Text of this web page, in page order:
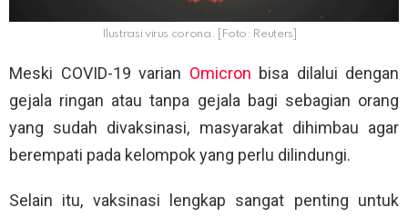
Ilustrasi virus corona. [Foto: Reuters]
Meski COVID-19 varian Omicron bisa dilalui dengan
gejala ringan atau tanpa gejala bagi sebagian orang
yang sudah divaksinasi, masyarakat dihimbau agar
berempati pada kelompok yang perlu dilindungi.
Selain itu, vaksinasi lengkap sangat penting untuk